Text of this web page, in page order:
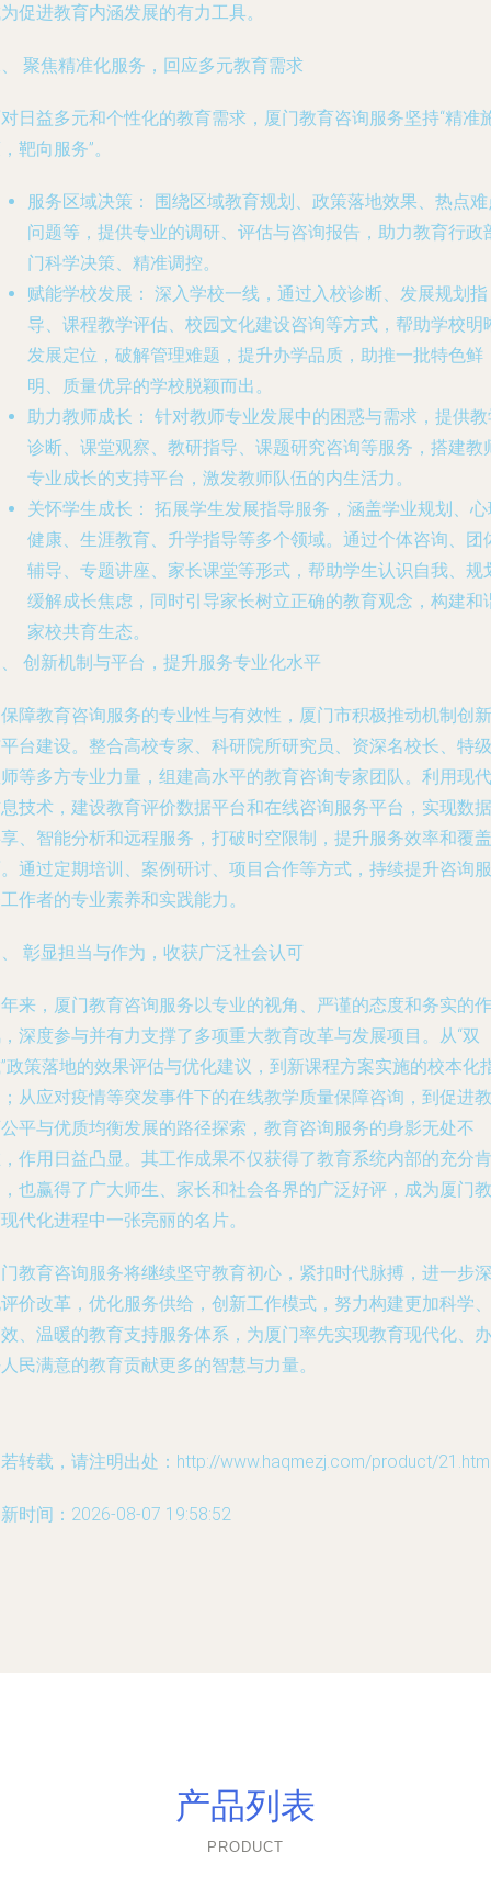
促进教育内涵发展的有力工具。
聚焦精准化服务，回应多元教育需求
日益多元和个性化的教育需求，厦门教育咨询服务坚持“精准
靶向服务”。
服务区域决策：
围绕区域教育规划、政策落地效果、热点
问题等，提供专业的调研、评估与咨询报告，助力教育行政
门科学决策、精准调控。
赋能学校发展： 深入学校一线，通过入校诊断、发展规划指
导、课程教学评估、校园文化建设咨询等方式，帮助学校明
发展定位，破解管理难题，提升办学品质，助推一批特色鲜
明、质量优异的学校脱颖而出。
助力教师成长： 针对教师专业发展中的困惑与需求，提供
诊断、课堂观察、教研指导、课题研究咨询等服务，搭建教
专业成长的支持平台，激发教师队伍的内生活力。
关怀学生成长： 拓展学生发展指导服务，涵盖学业规划、
健康、生涯教育、升学指导等多个领域。通过个体咨询、团
辅导、专题讲座、家长课堂等形式，帮助学生认识自我、规
缓解成长焦虑，同时引导家长树立正确的教育观念，构建和
家校共育生态。
创新机制与平台，提升服务专业化水平
障教育咨询服务的专业性与有效性，厦门市积极推动机制创新
台建设。整合高校专家、科研院所研究员、资深名校长、特级
等多方专业力量，组建高水平的教育咨询专家团队。利用现代
技术，建设教育评价数据平台和在线咨询服务平台，实现数据
、智能分析和远程服务，打破时空限制，提升服务效率和覆盖
通过定期培训、案例研讨、项目合作等方式，持续提升咨询服
作者的专业素养和实践能力。
彰显担当与作为，收获广泛社会认可
来，厦门教育咨询服务以专业的视角、严谨的态度和务实的作
深度参与并有力支撑了多项重大教育改革与发展项目。从“双
政策落地的效果评估与优化建议，到新课程方案实施的校本化
从应对疫情等突发事件下的在线教学质量保障咨询，到促进教
平与优质均衡发展的路径探索，教育咨询服务的身影无处不
作用日益凸显。其工作成果不仅获得了教育系统内部的充分肯
也赢得了广大师生、家长和社会各界的广泛好评，成为厦门教
代化进程中一张亮丽的名片。
教育咨询服务将继续坚守教育初心，紧扣时代脉搏，进一步深
价改革，优化服务供给，创新工作模式，努力构建更加科学、
、温暖的教育支持服务体系，为厦门率先实现教育现代化、办
民满意的教育贡献更多的智慧与力量。
转载，请注明出处：http://www.haqmezj.com/product/
时间：2026-08-07 19:58:52
产品列表
PRODUCT